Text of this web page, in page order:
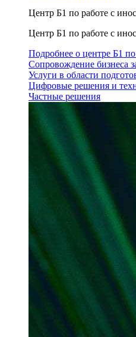
Центр Б1 по работе с
Центр Б1 по работе с
Подробнее о центре Б1
Сопровождение бизнеса
Услуги в области
Цифровые решения и
Частные решения